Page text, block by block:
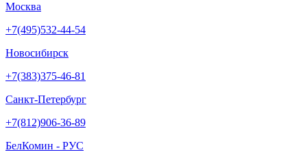
Москва
+7(495)532-44-54
Новосибирск
+7(383)375-46-81
Санкт-Петербург
+7(812)906-36-89
БелКомин - РУС